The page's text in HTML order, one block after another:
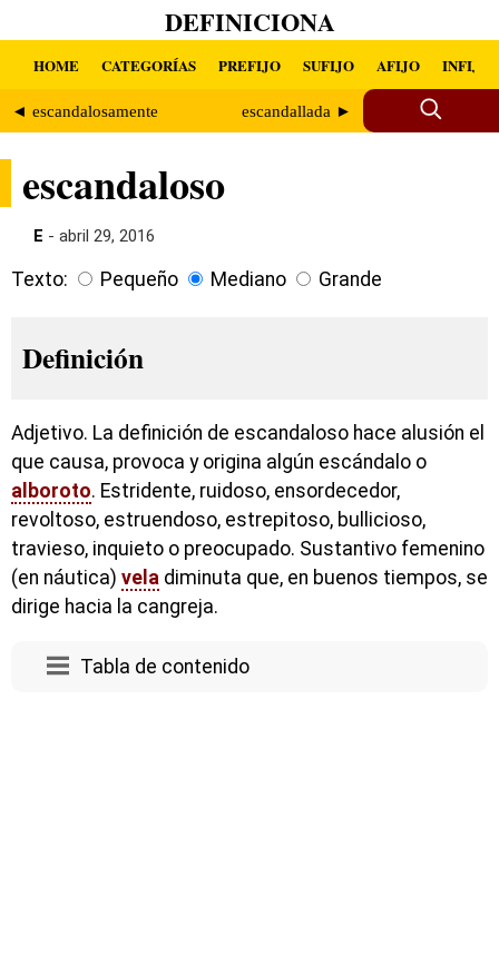
DEFINICIONA
HOME CATEGORÍAS PREFIJO SUFIJO AFIJO INFIJO
◄ escandalosamente escandallada ►
escandaloso
E - abril 29, 2016
Texto: Pequeño Mediano Grande
Definición
Adjetivo. La definición de escandaloso hace alusión el
que causa, provoca y origina algún escándalo o
alboroto. Estridente, ruidoso, ensordecedor,
revoltoso, estruendoso, estrepitoso, bullicioso,
travieso, inquieto o preocupado. Sustantivo femenino
(en náutica) vela diminuta que, en buenos tiempos, se
dirige hacia la cangreja.
Tabla de contenido